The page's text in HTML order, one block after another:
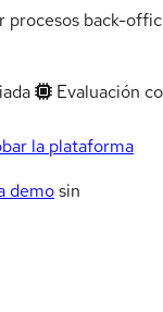
procesos back-
Evaluación
la plataforma
demosin